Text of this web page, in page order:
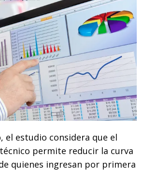
el estudio considera que el
permite reducir la curva
quienes ingresan por primera